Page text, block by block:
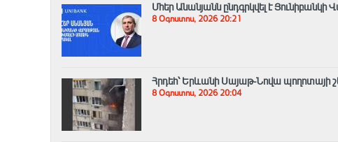
Մհեր Անանյանն ընդգրկվել է Յունիբանկի
8 Օգոստոս, 2026 20:21
Հրդեհ՝ Երևանի Սայաթ-Նովա պողոտայի
8 Օգոստոս, 2026 20:04